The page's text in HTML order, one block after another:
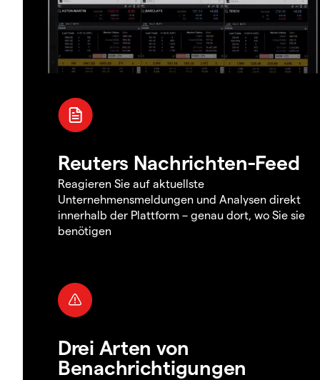
Reuters Nachrichten-Feed
Reagieren Sie auf aktuellste
Unternehmensmeldungen und Analysen direkt
innerhalb der Plattform – genau dort, wo Sie sie
benötigen
Drei Arten von
Benachrichtigungen